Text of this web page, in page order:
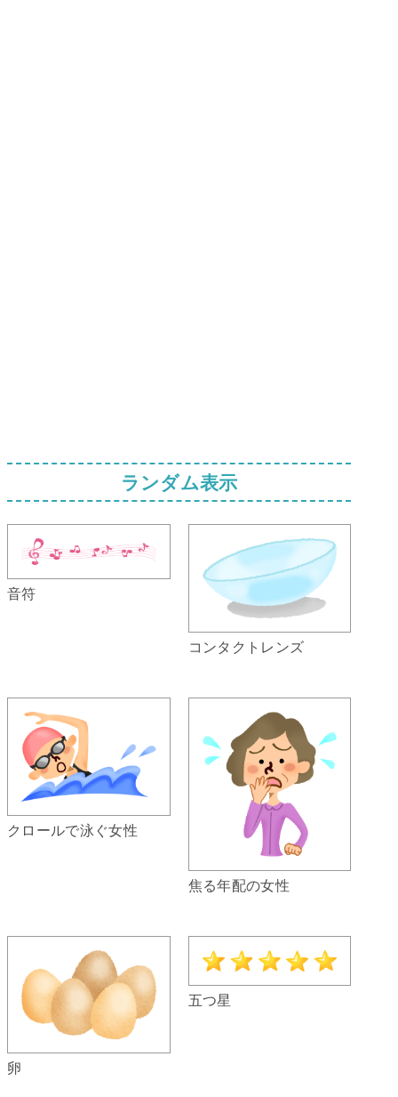
ランダム表示
音符
コンタクトレンズ
クロールで泳ぐ女性
焦る年配の女性
卵
五つ星